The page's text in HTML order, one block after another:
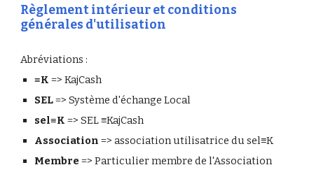
Règlement intérieur et conditions
générales d'utilisation
Abréviations :
≡K => KajCash
SEL => Système d'échange Local
sel≡K => SEL ≡KajCash
Association => association utilisatrice du sel≡K
Membre => Particulier membre de l'Association